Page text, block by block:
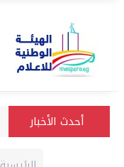
أحدث الأخبار